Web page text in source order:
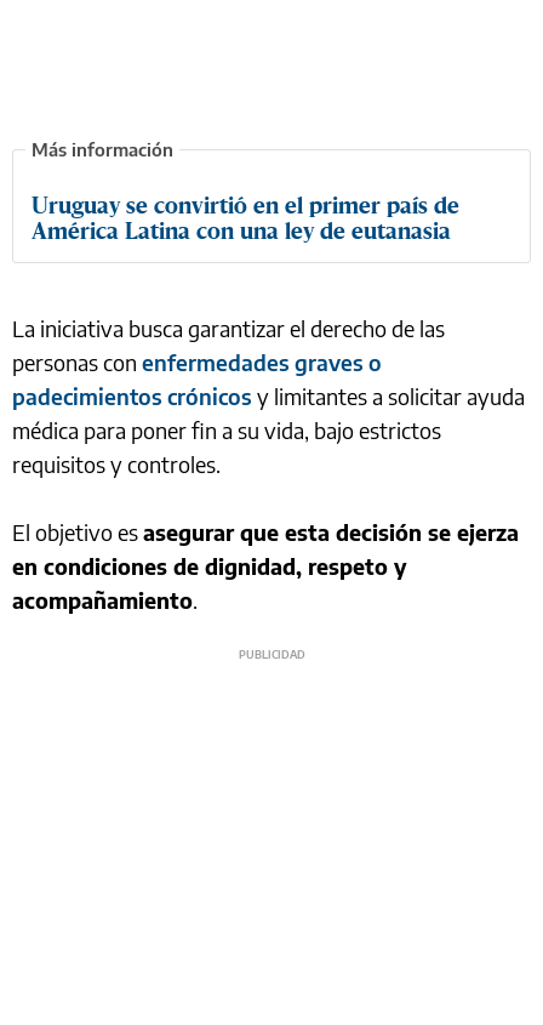
Uruguay se convirtió en el primer país de
América Latina con una ley de eutanasia
La iniciativa busca garantizar el derecho de las
personas con enfermedades graves o
padecimientos crónicos y limitantes a solicitar ayuda
médica para poner fin a su vida, bajo estrictos
requisitos y controles.
El objetivo esasegurar que esta decisión se ejerza
en condiciones de dignidad, respeto y
acompañamiento.